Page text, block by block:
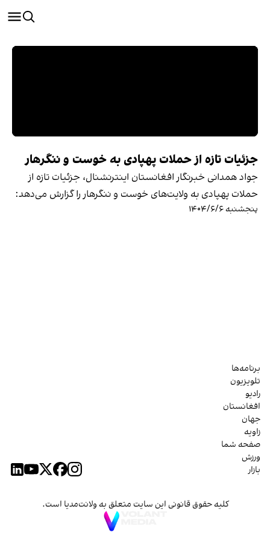
جزئیات تازه از حملات پهپادی به خوست و ننگرهار
جواد همدانی خبرنگار افغانستان اینترنشنال، جزئیات تازه از
حملات پهپادی به ولایت‌های خوست و ننگرهار را گزارش می‌دهد:
پنجشنبه ۱۴۰۴/۶/۶
برنامه‌ها
تلویزیون
رادیو
افغانستان
جهان
زاویه
صفحه شما
ورزش
بازار
کلیه حقوق قانونی این سایت متعلق به ولانت‌مدیا است.